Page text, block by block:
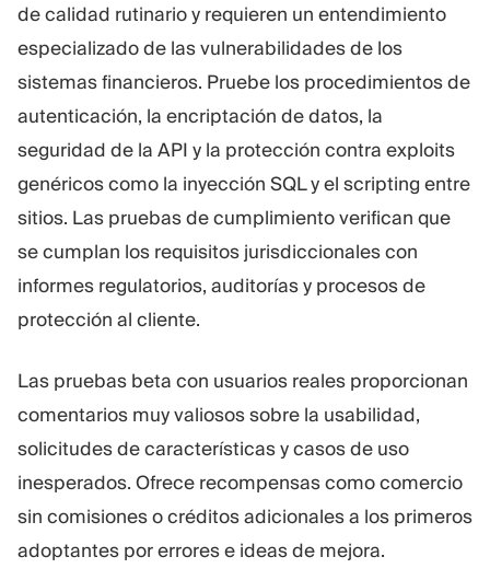
de calidad rutinario y requieren un entendimiento
especializado de las vulnerabilidades de los
sistemas financieros. Pruebe los procedimientos de
autenticación, la encriptación de datos, la
seguridad de la API y la protección contra exploits
genéricos como la inyección SQL y el scripting entre
sitios. Las pruebas de cumplimiento verifican que
se cumplan los requisitos jurisdiccionales con
informes regulatorios, auditorías y procesos de
protección al cliente.
Las pruebas beta con usuarios reales proporcionan
comentarios muy valiosos sobre la usabilidad,
solicitudes de características y casos de uso
inesperados. Ofrece recompensas como comercio
sin comisiones o créditos adicionales a los primeros
adoptantes por errores e ideas de mejora.